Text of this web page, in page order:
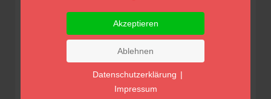
Öffnungszeiten
8:00 Uhr - 18:30 Uhr
Akzeptieren
Ablehnen
Datenschutzerklärung |
Impressum